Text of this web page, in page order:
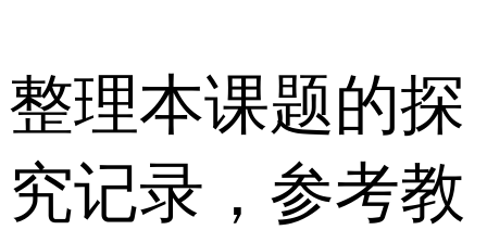
整理本课题的探
究记录，参考教